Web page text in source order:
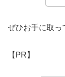
ぜひお手に取っ
【PR】